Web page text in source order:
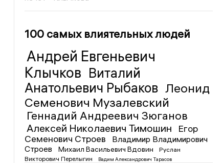
100 самых влиятельных людей
Андрей Евгеньевич
Клычков Виталий
Анатольевич Рыбаков Леонид
Семенович Музалевский
Геннадий Андреевич Зюганов
Алексей Николаевич Тимошин
Егор
Семенович Строев
Владимир Владимирович
Строев
Михаил Васильевич Вдовин
Руслан
Викторович Перелыгин
Вадим Александрович Тарасов